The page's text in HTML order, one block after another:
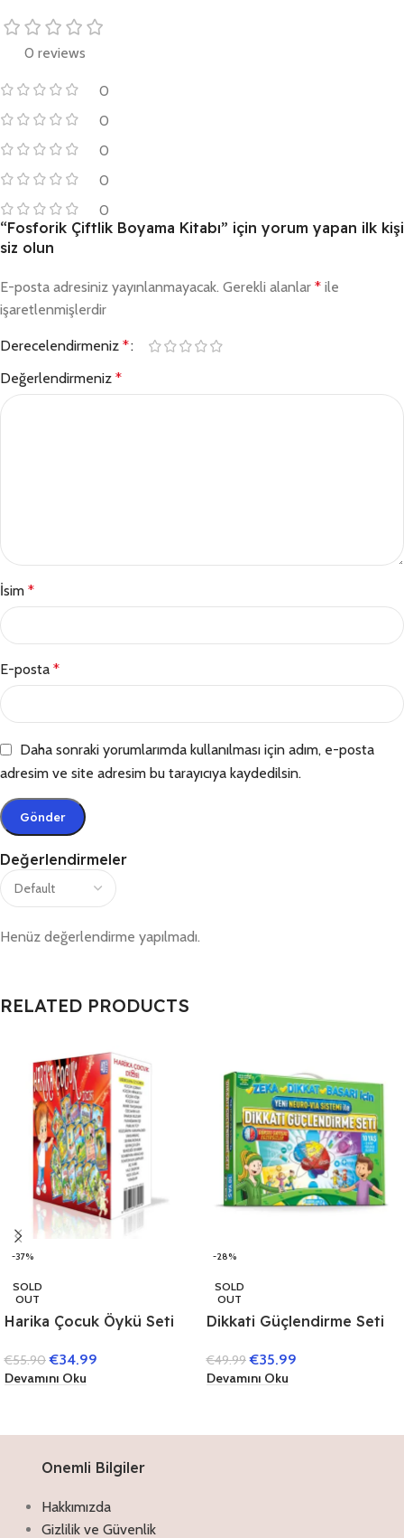
0 reviews
0
0
0
0
0
Değerlendirmeler
Henüz değerlendirme yapılmadı.
“Fosforik Çiftlik Boyama Kitabı” için yorum yapan ilk kişi
siz olun
E-posta adresiniz yayınlanmayacak. Gerekli alanlar * ile
işaretlenmişlerdir
Derecelendirmeniz *
Değerlendirmeniz *
İsim *
E-posta *
Daha sonraki yorumlarımda kullanılması için adım, e-posta
adresim ve site adresim bu tarayıcıya kaydedilsin.
RELATED PRODUCTS
-37%
SOLD
OUT
Harika Çocuk Öykü Seti
€55.90 €34.99
Devamını Oku
-28%
SOLD
OUT
Dikkati Güçlendirme Seti
€49.99 €35.99
Devamını Oku
Onemli Bilgiler
Hakkımızda
Gizlilik ve Güvenlik